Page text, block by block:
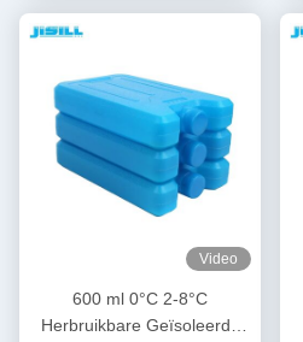
Video
600 ml 0°C 2-8°C
Herbruikbare Geïsoleerde